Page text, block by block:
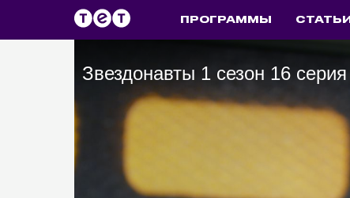
ПРОГРАММЫ СТАТЬИ
Звездонавты 1 сезон 16 серия